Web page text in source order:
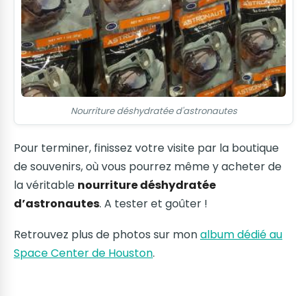
Nourriture déshydratée d'astronautes
Pour terminer, finissez votre visite par la boutique
de souvenirs, où vous pourrez même y acheter de
la véritable nourriture déshydratée
d’astronautes. A tester et goûter !
Retrouvez plus de photos sur monalbum dédié au
Space Center de Houston.